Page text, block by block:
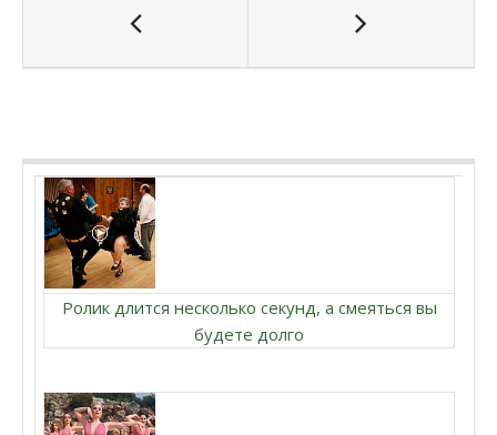
Ролик длится несколько секунд, а смеяться вы
будете долго